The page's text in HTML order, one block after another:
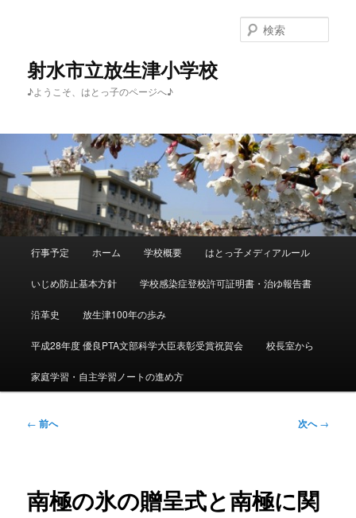
移
動
射水市立放生津小学校
♪ようこそ、はとっ子のページへ♪
索
行事予定 ホーム 学校概要 はとっ子メディアルール
いじめ防止基本方針 学校感染症登校許可証明書・治ゆ報告書
沿革史 放生津100年の歩み
平成28年度 優良PTA文部科学大臣表彰受賞祝賀会 校長室から
家庭学習・自主学習ノートの進め方
投
ゲ
ー
← 前へ 次へ→
南極の氷の贈呈式と南極に関